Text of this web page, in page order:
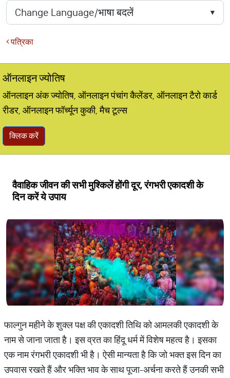
पत्रिका
ऑनलाइन ज्योतिष
ऑनलाइन अंक ज्योतिष, ऑनलाइन पंचांग कैलेंडर, ऑनलाइन टैरो कार्ड
रीडर, ऑनलाइन फॉर्च्यून कुकी, मैच टूल्स
क्लिक करें
वैवाहिक जीवन की सभी मुश्किलें होंगी दूर, रंगभरी एकादशी के
दिन करें ये उपाय
फाल्गुन महीने के शुक्ल पक्ष की एकादशी तिथि को आमलकी एकादशी के
नाम से जाना जाता है। इस व्रत का हिंदू धर्म में विशेष महत्व है। इसका
एक नाम रंगभरी एकादशी भी है। ऐसी मान्यता है कि जो भक्त इस दिन का
उपवास रखते हैं और भक्ति भाव के साथ पूजा-अर्चना करते हैं उनकी सभी